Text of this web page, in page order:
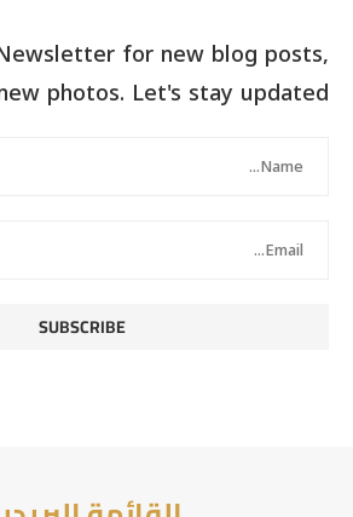
for new blog posts,
photos. Let's stay updated!